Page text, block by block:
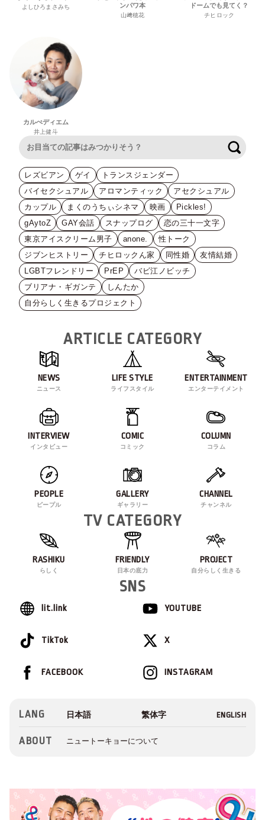
よしひろまさみち
ンパワ本
山﨑穂花
ドームでも見てく？
チヒロック
カルぺディエム
井上健斗
レズビアン ゲイ
トランスジェンダー
バイセクシュアル
アロマンティック
アセクシュアル
カップル
まくのうちぃシネマ 映画
Pickles!
gAytoZ
GAY会話 スナップログ
恋の三十一文字
東京アイスクリーム男子
anone.
性トーク
ジブンヒストリー
チヒロックん家 同性婚
友情結婚
LGBTフレンドリー
PrEP
バビ江ノビッチ
ブリアナ・ギガンテ
しんたか
自分らしく生きるプロジェクト
ARTICLE CATEGORY
NEWS
ニュース
LIFE STYLE
ライフスタイル
ENTERTAINMENT
エンターテイメント
INTERVIEW
インタビュー
COMIC
コミック
COLUMN
コラム
PEOPLE
ピープル
GALLERY
ギャラリー
CHANNEL
チャンネル
TV CATEGORY
RASHIKU
らしく
FRIENDLY
日本の底力
PROJECT
自分らしく生きる
SNS
lit.link YOUTUBE
TikTok X
INSTAGRAM
FACEBOOK
LANG
ABOUT ニュートーキョーについて